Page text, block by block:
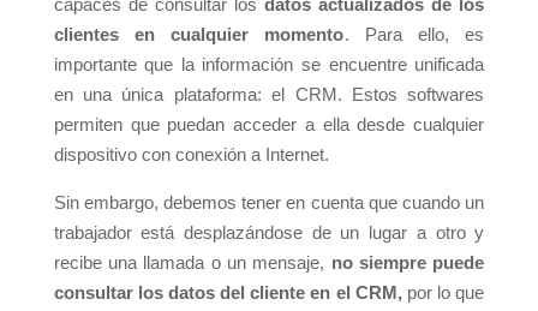
capaces de consultar losdatos actualizados de los
clientes en cualquier momento. Para ello, es
importante que la información se encuentre unificada
en una única plataforma: el CRM. Estos softwares
permiten que puedan acceder a ella desde cualquier
dispositivo con conexión a Internet.
Sin embargo, debemos tener en cuenta que cuando un
trabajador está desplazándose de un lugar a otro y
recibe una llamada o un mensaje, no siempre puede
consultar los datos del cliente en el CRM,por lo que